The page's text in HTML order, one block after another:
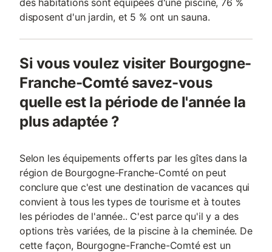
des habitations sont équipées d'une piscine, 76 %
disposent d'un jardin, et 5 % ont un sauna.
Si vous voulez visiter Bourgogne-
Franche-Comté savez-vous
quelle est la période de l'année la
plus adaptée ?
Selon les équipements offerts par les gîtes dans la
région de Bourgogne-Franche-Comté on peut
conclure que c'est une destination de vacances qui
convient à tous les types de tourisme et à toutes
les périodes de l'année.. C'est parce qu'il y a des
options très variées, de la piscine à la cheminée. De
cette façon, Bourgogne-Franche-Comté est un